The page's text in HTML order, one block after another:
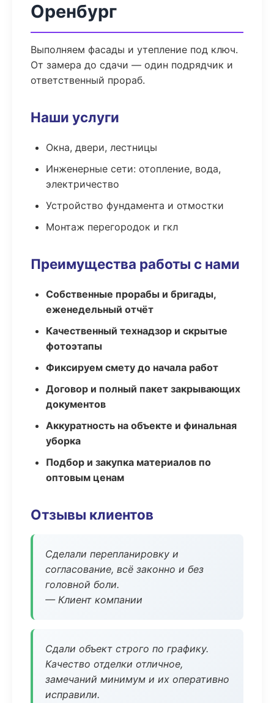
Оренбург
Выполняем фасады и утепление под ключ.
От замера до сдачи — один подрядчик и
ответственный прораб.
Наши услуги
Окна, двери, лестницы
Инженерные сети: отопление, вода,
электричество
Устройство фундамента и отмостки
Монтаж перегородок и гкл
Преимущества работы с нами
Собственные прорабы и бригады,
еженедельный отчёт
Качественный технадзор и скрытые
фотоэтапы
Фиксируем смету до начала работ
Договор и полный пакет закрывающих
документов
Аккуратность на объекте и финальная
уборка
Подбор и закупка материалов по
оптовым ценам
Отзывы клиентов
Сделали перепланировку и
согласование, всё законно и без
головной боли.
— Клиент компании
Сдали объект строго по графику.
Качество отделки отличное,
замечаний минимум и их оперативно
исправили.